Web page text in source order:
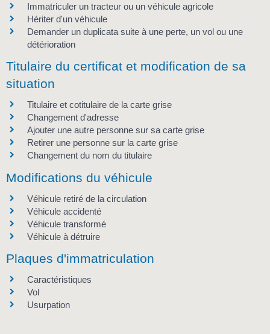
Immatriculer un tracteur ou un véhicule agricole
Hériter d'un véhicule
Demander un duplicata suite à une perte, un vol ou une
détérioration
Titulaire du certificat et modification de sa
situation
Titulaire et cotitulaire de la carte grise
Changement d'adresse
Ajouter une autre personne sur sa carte grise
Retirer une personne sur la carte grise
Changement du nom du titulaire
Modifications du véhicule
Véhicule retiré de la circulation
Véhicule accidenté
Véhicule transformé
Véhicule à détruire
Plaques d'immatriculation
Caractéristiques
Vol
Usurpation